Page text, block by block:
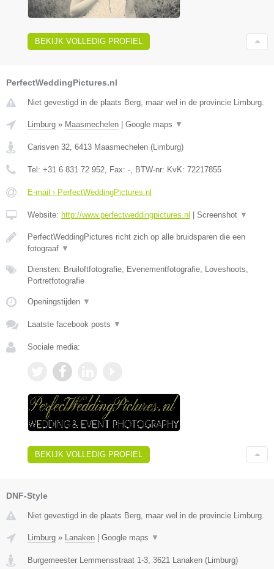
BEKIJK VOLLEDIG PROFIEL
PerfectWeddingPictures.nl
Niet gevestigd in de plaats Berg, maar wel in de provincie Limburg.
Limburg » Maasmechelen Google maps ▼
Carisven 32, 6413 Maasmechelen (Limburg)
Tel: +31 6 831 72 952, Fax: -, BTW-nr: KvK: 72217855
E-mail › PerfectWeddingPictures.nl
Website: http://www.perfectweddingpictures.nl Screenshot ▼
PerfectWeddingPictures richt zich op alle bruidsparen die een
fotograaf ▼
Diensten: Bruiloftfotografie, Evenementfotografie, Loveshoots,
Portretfotografie
Openingstijden ▼
Laatste facebook posts ▼
Sociale media:
BEKIJK VOLLEDIG PROFIEL
DNF-Style
Niet gevestigd in de plaats Berg, maar wel in de provincie Limburg.
Limburg » Lanaken Google maps ▼
Burgemeester Lemmensstraat 1-3 3621 Lanaken ( Limburg)